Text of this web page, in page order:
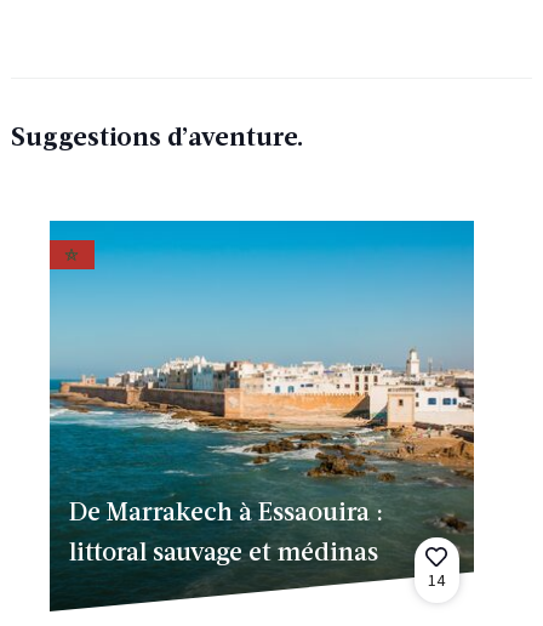
Suggestions d’aventure.
De Marrakech à Essaouira :
littoral sauvage et médinas
14